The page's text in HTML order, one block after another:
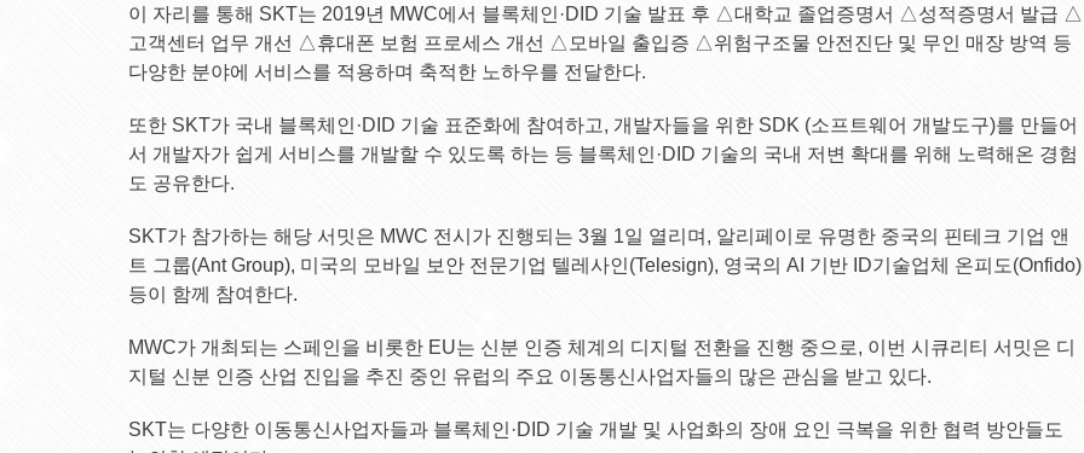
이 자리를 통해 SKT는 2019년 MWC에서 블록체인·DID 기술 발표 후 △대학교 졸업증명서 △성적증명서 발급 △
고객센터 업무 개선 △휴대폰 보험 프로세스 개선 △모바일 출입증 △위험구조물 안전진단 및 무인 매장 방역 등
다양한 분야에 서비스를 적용하며 축적한 노하우를 전달한다.
또한 SKT가 국내 블록체인·DID 기술 표준화에 참여하고, 개발자들을 위한 SDK (소프트웨어 개발도구)를 만들어
서 개발자가 쉽게 서비스를 개발할 수 있도록 하는 등 블록체인·DID 기술의 국내 저변 확대를 위해 노력해온 경험
도 공유한다.
SKT가 참가하는 해당 서밋은 MWC 전시가 진행되는 3월 1일 열리며, 알리페이로 유명한 중국의 핀테크 기업 앤
트 그룹(Ant Group), 미국의 모바일 보안 전문기업 텔레사인(Telesign), 영국의 AI 기반 ID기술업체 온피도(Onfido)
등이 함께 참여한다.
MWC가 개최되는 스페인을 비롯한 EU는 신분 인증 체계의 디지털 전환을 진행 중으로, 이번 시큐리티 서밋은 디
지털 신분 인증 산업 진입을 추진 중인 유럽의 주요 이동통신사업자들의 많은 관심을 받고 있다.
SKT는 다양한 이동통신사업자들과 블록체인·DID 기술 개발 및 사업화의 장애 요인 극복을 위한 협력 방안들도